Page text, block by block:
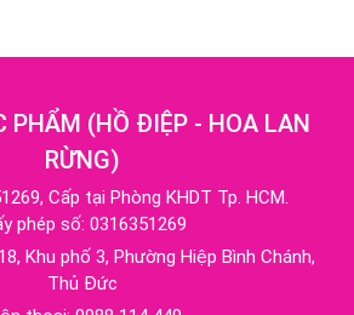
PHẨM (HỒ ĐIỆP - HOA LAN
RỪNG)
Cấp tại Phòng KHDT Tp. HCM.
phép số: 0316351269
Khu phố 3, Phường Hiệp Bình Chánh,
Thủ Đức